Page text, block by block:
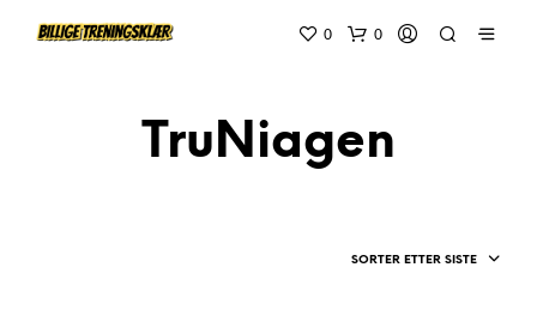
0 0
TruNiagen
SORTER ETTER SISTE